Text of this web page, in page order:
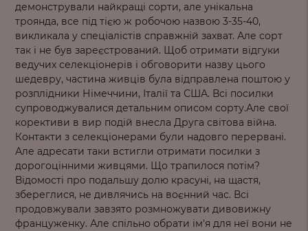
демонстрували найкращі сорти, але унікальна
троянда, все під тією ж робочою назвою 3-35-40,
викликала у спеціалістів справжній захват. Але сорт
так і не був зареєстрований. Щоб отримати відгуки
ведучих селекціонерів і обговорити назву цього
шедевру, частина живців була відправлена поштою у
розплідники Німеччини, Італії та США. Всі посилки
супроводжувалися детальним описом сорту.Але свої
корективи в вир подій внесла Друга світова війна.
Контакти з селекціонерами були надовго перервані.
Але адресати таки встигли отримати посилки з
дорогоцінними живцями. Що трапилося потім?
Відомості про подальшу долю красуні, на щастя,
збереглися, не дивлячись на воєнний час. Всі
продовжували завзято розмножувати дивовижну
француженку. Але спільно обрати ім'я для неї вони не